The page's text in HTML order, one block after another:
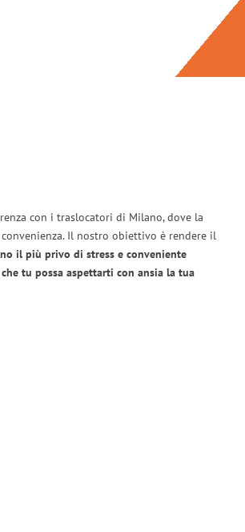
con i traslocatori di Milano, dove la
Il nostro obiettivo è rendere il
il più privo di stress e conveniente
tu possa aspettarti con ansia la tua